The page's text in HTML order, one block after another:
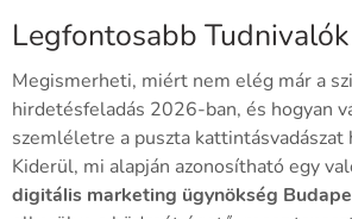
Legfontosabb Tudnivalók
Megismerheti, miért nem elég már a
hirdetésfeladás 2026-ban, és hogyan
szemléletre a puszta kattintásvadászat
Kiderül, mi alapján azonosítható egy
digitális marketing ügynökség